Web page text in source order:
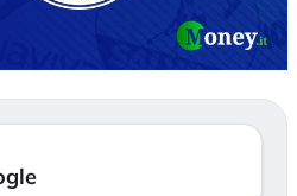
mia vita è rovinata». Investitori
al panico dopo lo scoppio
bolla AI
mentre gli investitori retail (…)
2026